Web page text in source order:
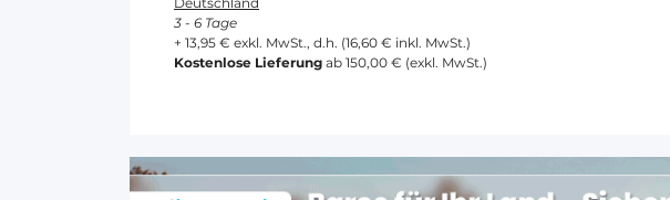
3 - 6 Tage
+ 13,95 € exkl. MwSt., d.h. (16,60 € inkl. MwSt.)
Kostenlose Lieferung ab 150,00 € (exkl. MwSt.)